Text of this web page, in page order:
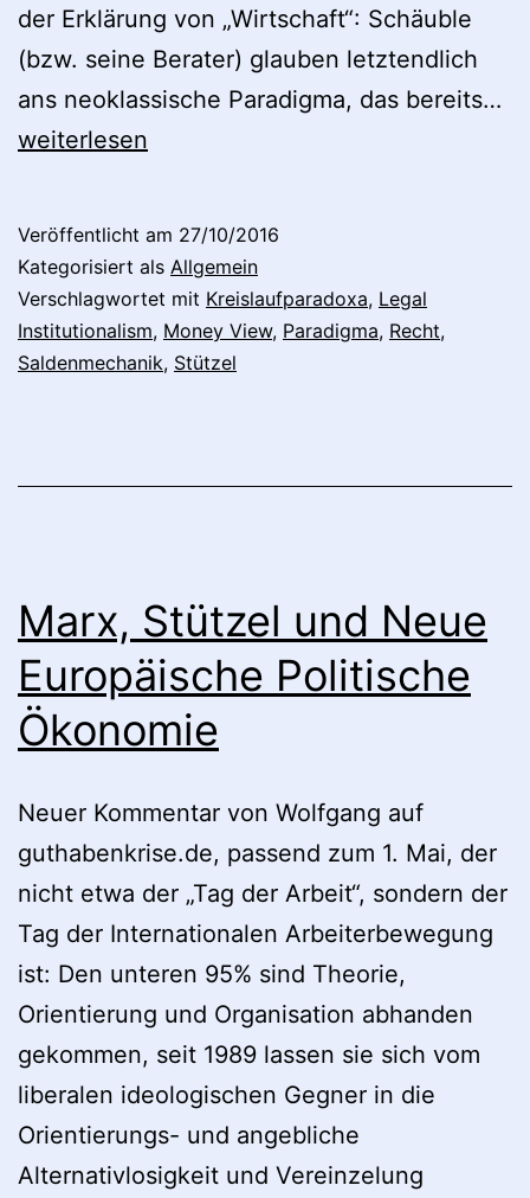
der Erklärung von „Wirtschaft“: Schäuble
(bzw. seine Berater) glauben letztendlich
ans neoklassische Paradigma, das bereits…
weiterlesen
Veröffentlicht am 27/10/2016
Kategorisiert als Allgemein
Verschlagwortet mit Kreislaufparadoxa, Legal
Institutionalism, Money View, Paradigma, Recht,
Saldenmechanik, Stützel
Marx, Stützel und Neue
Europäische Politische
Ökonomie
Neuer Kommentar von Wolfgang auf
guthabenkrise.de, passend zum 1. Mai, der
nicht etwa der „Tag der Arbeit“, sondern der
Tag der Internationalen Arbeiterbewegung
ist: Den unteren 95% sind Theorie,
Orientierung und Organisation abhanden
gekommen, seit 1989 lassen sie sich vom
liberalen ideologischen Gegner in die
Orientierungs- und angebliche
Alternativlosigkeit und Vereinzelung